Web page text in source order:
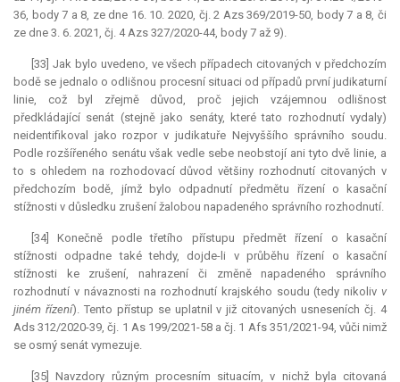
36, body 7 a 8, ze dne 16. 10. 2020, čj. 2 Azs 369/2019-50, body 7 a 8, či
ze dne 3. 6. 2021, čj. 4 Azs 327/2020-44, body 7 až 9).
[33] Jak bylo uvedeno, ve všech případech citovaných v předchozím
bodě se jednalo o odlišnou procesní situaci od případů první judikaturní
linie, což byl zřejmě důvod, proč jejich vzájemnou odlišnost
předkládající senát (stejně jako senáty, které tato rozhodnutí vydaly)
neidentifikoval jako rozpor v judikatuře Nejvyššího správního soudu.
Podle rozšířeného senátu však vedle sebe neobstojí ani tyto dvě linie, a
to s ohledem na rozhodovací důvod většiny rozhodnutí citovaných v
předchozím bodě, jímž bylo odpadnutí předmětu řízení o kasační
stížnosti v důsledku zrušení žalobou napadeného správního rozhodnutí.
[34] Konečně podle třetího přístupu předmět řízení o kasační
stížnosti odpadne také tehdy, dojde-li v průběhu řízení o kasační
stížnosti ke zrušení, nahrazení či změně napadeného správního
rozhodnutí v návaznosti na rozhodnutí krajského soudu (tedy nikoliv v
jiném řízení). Tento přístup se uplatnil v již citovaných usneseních čj. 4
Ads 312/2020-39, čj. 1 As 199/2021-58 a čj. 1 Afs 351/2021-94, vůči nimž
se osmý senát vymezuje.
[35] Navzdory různým procesním situacím, v nichž byla citovaná